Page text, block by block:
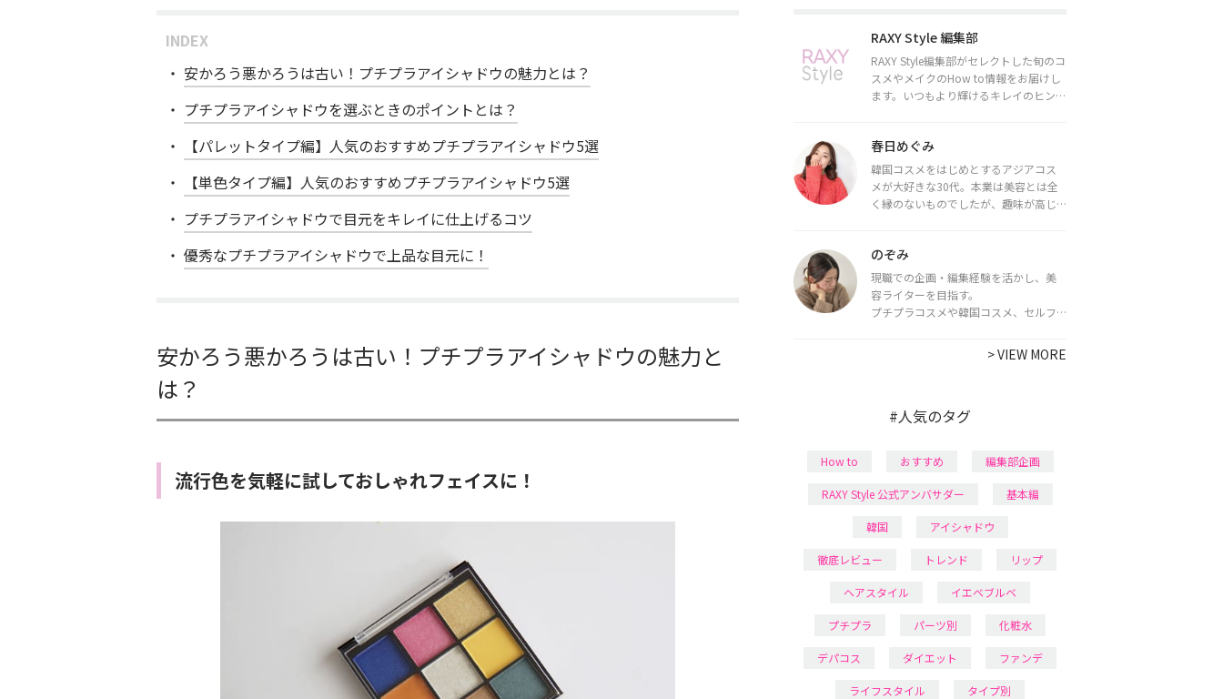
INDEX
安かろう悪かろうは古い！プチプラアイシャドウの魅力とは？
プチプラアイシャドウを選ぶときのポイントとは？
【パレットタイプ編】人気のおすすめプチプラアイシャドウ5選
【単色タイプ編】人気のおすすめプチプラアイシャドウ5選
プチプラアイシャドウで目元をキレイに仕上げるコツ
優秀なプチプラアイシャドウで上品な目元に！
安かろう悪かろうは古い！プチプラアイシャドウの魅力と
は？
流行色を気軽に試しておしゃれフェイスに！
RAXY Style 編集部
RAXY Style編集部がセレクトした旬のコ
スメやメイクのHow to情報をお届けし
ます。いつもより輝けるキレイのヒント
春日めぐみ
韓国コスメをはじめとするアジアコス
メが大好きな30代。本業は美容とは全
く縁のないものでしたが、趣味が高じ
ライターとして活動中。
都内で16タイプパーソナルカラー診
断・顔タイプ診断・骨格診断によるイ
メージコンサルティングも行っていま
のぞみ
現職での企画・編集経験を活かし、美
容ライターを目指す。
プチプラコスメや韓国コスメ、セルフ
で最新情報をチェック。家事や育児の合
間に取り入れられる時短美容テクも実
>VIEW MORE
#人気のタグ
How to おすすめ 編集部企画
RAXY Style 公式アンバサダー 基本編
韓国 アイシャドウ
徹底レビュー トレンド リップ
ヘアスタイル イエベブルベ
プチプラ パーツ別 化粧水
デパコス ダイエット ファンデ
ライフスタイル タイプ別